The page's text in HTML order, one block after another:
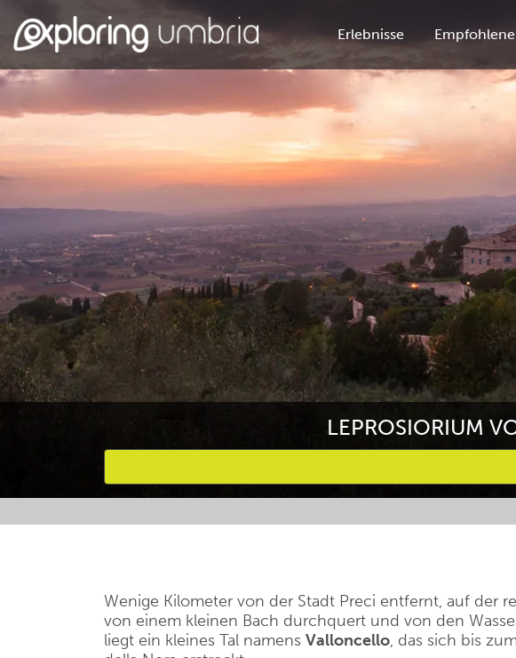
Erlebnisse
LEPROSIORIUM
Bevorzugte Aktivitäten
Wenige Kilometer von der Stadt Preci entfernt, auf der
von einem kleinen Bach durchquert und von den
liegt ein kleines Tal namens Valloncello, das sich bis